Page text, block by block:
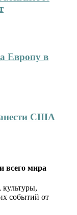
Европу в
США
всего мира
событий от